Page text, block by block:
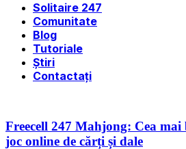
Solitaire 247
Comunitate
Blog
Tutoriale
Știri
Contactați
Freecell 247 Mahjong: Cea mai
joc online de cărți și dale